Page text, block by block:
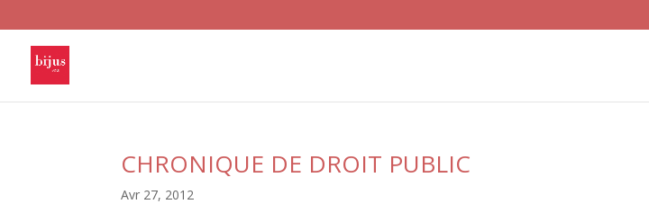
CHRONIQUE DE DROIT PUBLIC
Avr 27, 2012